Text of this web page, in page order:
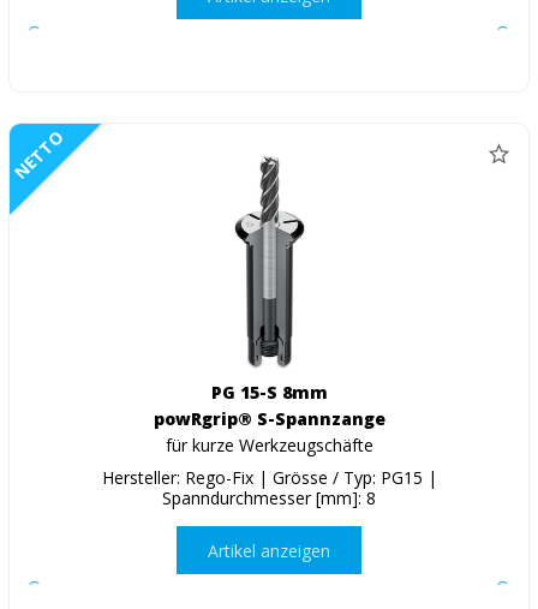
NETTO
PG 15-S 8mm
powRgrip® S-Spannzange
für kurze Werkzeugschäfte
Hersteller: Rego-Fix | Grösse / Typ: PG15 |
Spanndurchmesser [mm]: 8
Artikel anzeigen